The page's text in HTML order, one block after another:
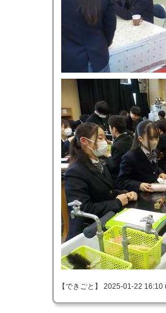
【できごと】 2025-01-22